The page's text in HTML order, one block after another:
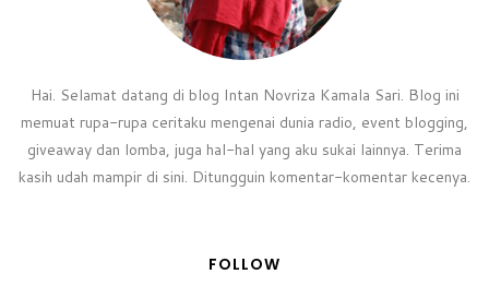
Hai. Selamat datang di blog Intan Novriza Kamala Sari. Blog ini
memuat rupa-rupa ceritaku mengenai dunia radio, event blogging,
giveaway dan lomba, juga hal-hal yang aku sukai lainnya. Terima
kasih udah mampir di sini. Ditungguin komentar-komentar kecenya.
FOLLOW